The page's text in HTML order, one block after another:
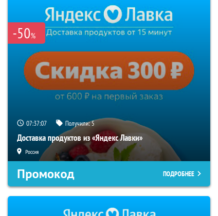
-50%
07:37:07 Получили:5
Доставка продуктов из «Яндекс Лавки»
Россия
Промокод ПОДРОБНЕЕ